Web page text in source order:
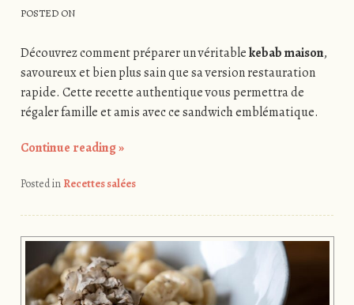
POSTED ON
Découvrez comment préparer un véritablekebab maison,
savoureux et bien plus sain que sa version restauration
rapide. Cette recette authentique vous permettra de
régaler famille et amis avec ce sandwich emblématique.
Continue reading»
Posted in Recettes salées